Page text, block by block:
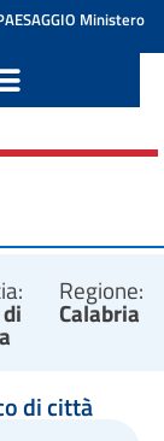
Ministero
Regione:
Calabria
di città